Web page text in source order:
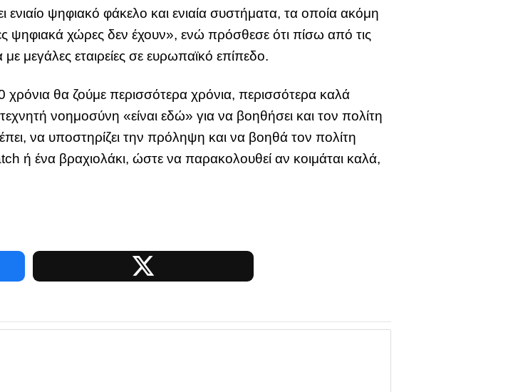
ψηφιακό φάκελο και ενιαία συστήματα, τα οποία ακόμη
ψηφιακά χώρες δεν έχουν», ενώ πρόσθεσε ότι πίσω από τις
μεγάλες εταιρείες σε ευρωπαϊκό επίπεδο.
θα ζούμε περισσότερα χρόνια, περισσότερα καλά
νοημοσύνη «είναι εδώ» για να βοηθήσει και τον πολίτη
να υποστηρίζει την πρόληψη και να βοηθά τον πολίτη
ή ένα βραχιολάκι, ώστε να παρακολουθεί αν κοιμάται καλά,